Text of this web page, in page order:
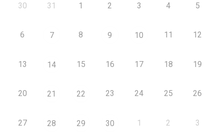
30 31 1 2 3 4 5
6 7 8 9 10 11 12
13 14 15 16 17 18 19
20 21 22 23 24 25 26
27 28 29 30 1 2 3